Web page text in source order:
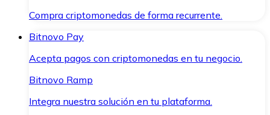
Compra criptomonedas de forma recurrente.
Bitnovo Pay
Acepta pagos con criptomonedas en tu negocio.
Bitnovo Ramp
Integra nuestra solución en tu plataforma.